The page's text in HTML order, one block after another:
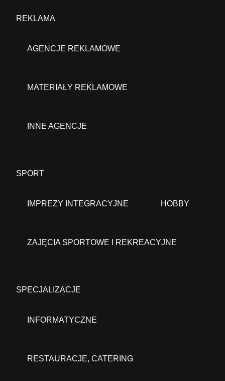
REKLAMA
AGENCJE REKLAMOWE
MATERIAŁY REKLAMOWE
INNE AGENCJE
SPORT
IMPREZY INTEGRACYJNE HOBBY
ZAJĘCIA SPORTOWE I REKREACYJNE
SPECJALIZACJE
INFORMATYCZNE
RESTAURACJE, CATERING